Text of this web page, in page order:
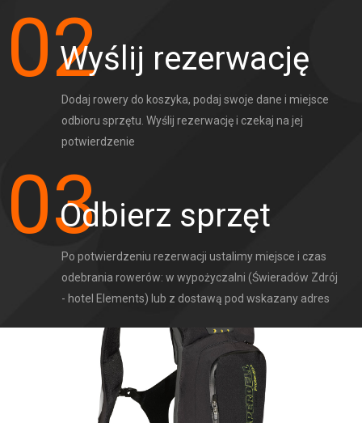
02Wyślij rezerwację
Dodaj rowery do koszyka, podaj swoje dane i miejsce
odbioru sprzętu. Wyślij rezerwację i czekaj na jej
potwierdzenie
03Odbierz sprzęt
Po potwierdzeniu rezerwacji ustalimy miejsce i czas
odebrania rowerów: w wypożyczalni (Świeradów Zdrój
- hotel Elements) lub z dostawą pod wskazany adres